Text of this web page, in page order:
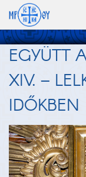
EGYÜTT
XIV. –
IDŐKBEN